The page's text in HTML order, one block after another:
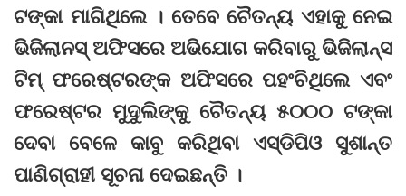
ଟଙ୍କା ମାଗିଥିଲେ । ତେବେ ଚୈତନ୍ୟ ଏହାକୁ ନେଇ
ଭିଜିଲାନସ୍‌ ଅଫିସରେ ଅଭିଯୋଗ କରିବାରୁ ଭିଜିଲାନ୍ସ
ଟିମ୍‌ ଫରେଷ୍ଟରଙ୍କ ଅଫିସରେ ପହଂଚିଥିଲେ ଏବଂ
ଫରେଷ୍ଟର ମୁଦୁଲିଙ୍କୁ ଚୈତନ୍ୟ ୫୦୦୦ ଟଙ୍କା
ଦେବା ବେଳେ କାବୁ କରିଥିବା ଏସ୍‌ଡିପିଓ ସୁଶାନ୍ତ
ପାଣିଗ୍ରାହୀ ସୂଚନା ଦେଇଛନ୍ତି ।